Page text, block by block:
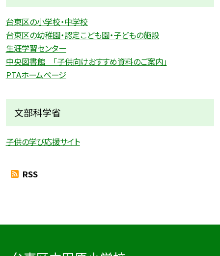
台東区の小学校・中学校
台東区の幼稚園・認定こども園・子どもの施設
生涯学習センター
中央図書館 「子供向けおすすめ資料のご案内」
PTAホームページ
文部科学省
子供の学び応援サイト
RSS